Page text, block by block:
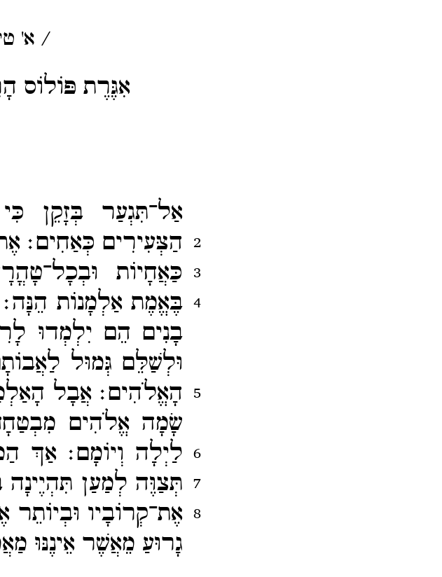
/ א'
אִגֶּרֶת פּוֹלוֹס
אַל־​תִּגְעַר בְּזָקֵן
הַצְּעִירִים כְּאַחִים׃ 2
כַּאֲחָיוֹת 3
בֶּאֱמֶת אַלְמָנוֹת הֵנָּה׃ 4
בָנִים הֵם יִלְמְדוּ
וּלְשַׁלֵּם גְּמוּל
הָאֱלֹהִים׃ 5
אֲבָל
שָׂמָה אֱלֹהִים
לַיְלָה וְיוֹמָם׃ 6 אַךְ
7 תְּצַוֶּה לְמַעַן תִּהְיֶינָה
8 אֶת־​קְרוֹבָיו וּבְיוֹתֵר
גָרוּעַ מֵאֲשֶׁר אֵינֶנּוּ